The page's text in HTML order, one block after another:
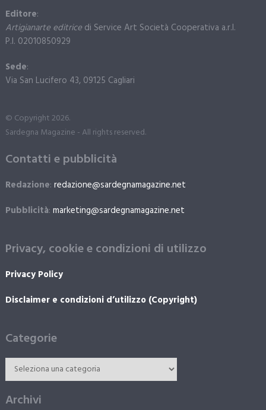
Editore:
Artigianarte editricedi Service Art Società Cooperativa a.r.l.
P.I. 02010850929
Sede:
Via San Lucifero 43, 09125 Cagliari
© Copyright 2026.
Sardegna Magazine - All rights reserved.
Contatti e pubblicità
Redazione: redazione@sardegnamagazine.net
Pubblicità: marketing@sardegnamagazine.net
Privacy, cookie e condizioni di utilizzo
Privacy Policy
Disclaimer e condizioni d’utilizzo (Copyright)
Categorie
Archivi